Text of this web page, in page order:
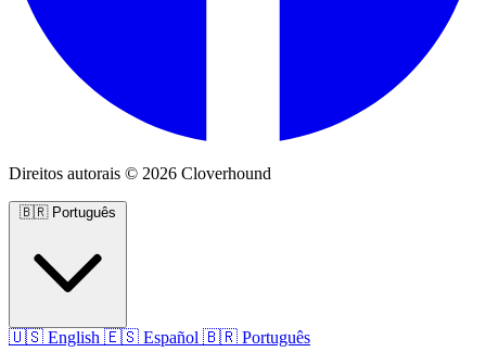
Direitos autorais © 2026 Cloverhound
🇧🇷 Português
🇺🇸 English 🇪🇸 Español 🇧🇷 Português